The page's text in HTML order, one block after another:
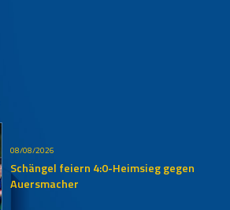
08/08/2026
Schängel feiern 4:0-Heimsieg gegen
Auersmacher